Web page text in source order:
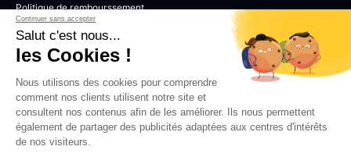
Continuer sans accepter
Salut c'est nous...
les Cookies !
Nous utilisons des cookies pour comprendre
comment nos clients utilisent notre site et
consultent nos contenus afin de les améliorer. Ils nous permettent
également de partager des publicités adaptées aux centres d'intérêts
de nos visiteurs.
Politique de rembourssement
Politique de confidentialité
COLLABORER
Professionnels de l’audiovisuel
Revendeurs
Influenceurs